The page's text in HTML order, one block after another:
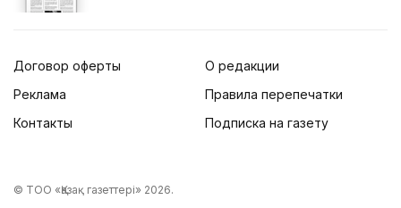
Договор оферты
Реклама
Контакты
О редакции
Правила перепечатки
Подписка на газету
© ТОО «Қазақ газеттері» 2026.